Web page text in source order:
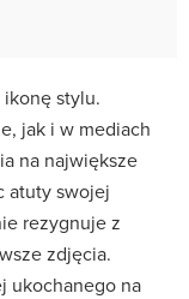
stylu.
jak i w mediach
na największe
atuty swojej
rezygnuje z
zdjęcia.
ukochanego na